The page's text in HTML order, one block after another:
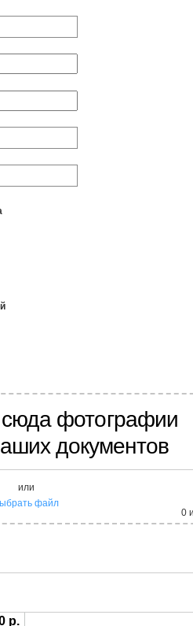
фотографии
документов
или
файл
0